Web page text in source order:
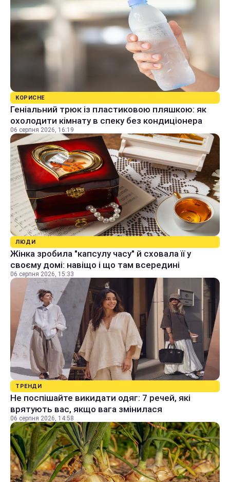
КОРИСНЕ
Геніальний трюк із пластиковою пляшкою: як
охолодити кімнату в спеку без кондиціонера
06 серпня 2026, 16:19
ЛЮДИ
Жінка зробила "капсулу часу" й сховала її у
своєму домі: навіщо і що там всередині
06 серпня 2026, 15:33
ТРЕНДИ
Не поспішайте викидати одяг: 7 речей, які
врятують вас, якщо вага змінилася
06 серпня 2026, 14:58